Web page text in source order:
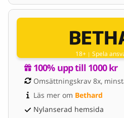
18+ | Spela
100% upp till 1000 kr
Omsättningskrav 8x,
Läs mer om Bethard
Nylanserad hemsida